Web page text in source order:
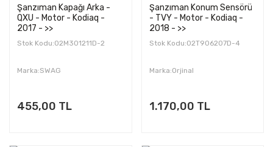
Şanzıman Kapağı Arka -
QXU - Motor - Kodiaq -
2017 - >>
Stok Kodu:02M301211D-2
Marka:SWAG
455,00 TL
Şanzıman Konum Sensörü
- TVY - Motor - Kodiaq -
2018 - >>
Stok Kodu:02T906207D-4
Marka:Orjinal
1.170,00 TL